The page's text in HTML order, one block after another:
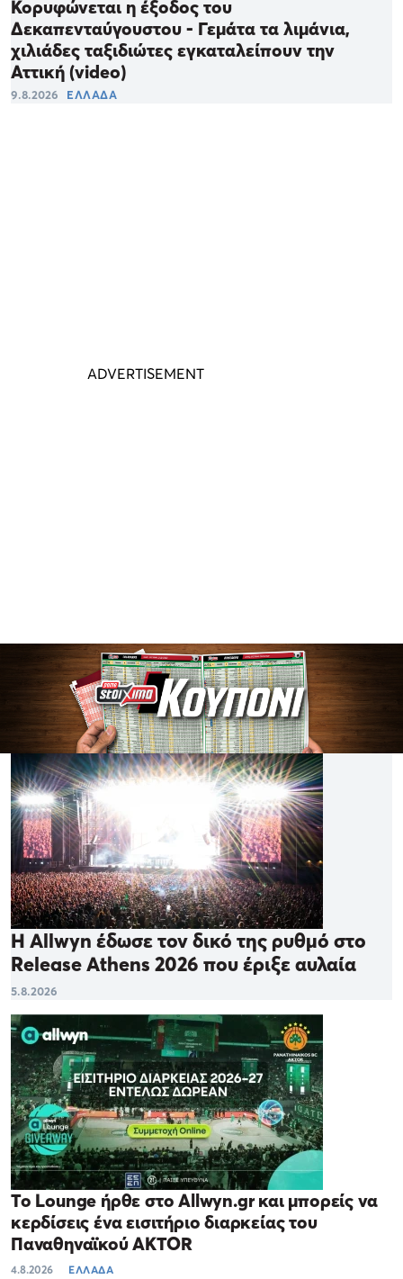
Κορυφώνεται η έξοδος του
Δεκαπενταύγουστου - Γεμάτα τα λιμάνια,
χιλιάδες ταξιδιώτες εγκαταλείπουν την
Αττική (video)
9.8.2026 ΕΛΛΑΔΑ
Η Allwyn έδωσε τον δικό της ρυθμό στο
Release Athens 2026 που έριξε αυλαία
5.8.2026
Το Lounge ήρθε στο Allwyn.gr και μπορείς να
κερδίσεις ένα εισιτήριο διαρκείας του
Παναθηναϊκού AKTOR
4.8.2026 ΕΛΛΑΔΑ